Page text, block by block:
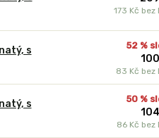
173 Kč bez
s
52 %
83 Kč bez
s
50 %
86 Kč bez